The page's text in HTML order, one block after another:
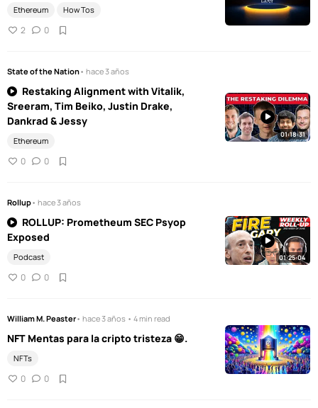
Ethereum How Tos
2 0
State of the Nation• hace 3 años
Restaking Alignment with Vitalik,
Sreeram, Tim Beiko, Justin Drake,
Dankrad & Jessy
Ethereum
0 0
01:18:31
Rollup• hace 3 años
ROLLUP: Prometheum SEC Psyop
Exposed
Podcast
0 0
01:25:04
William M. Peaster• hace 3 años • 4 min read
NFT Mentas para la cripto tristeza 😁.
NFTs
0 0